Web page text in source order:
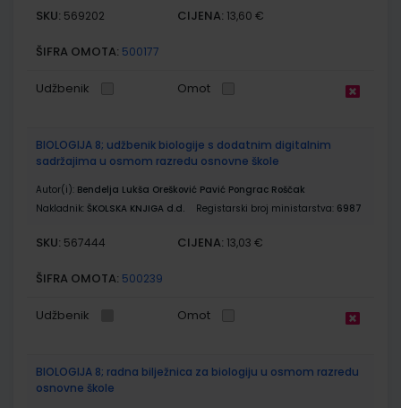
SKU: 569202 CIJENA: 13,60 €
ŠIFRA OMOTA: 500177
Udžbenik Omot
BIOLOGIJA 8; udžbenik biologije s dodatnim digitalnim
sadržajima u osmom razredu osnovne škole
Autor(i): Bendelja Lukša Orešković Pavić Pongrac Roščak
Nakladnik: ŠKOLSKA KNJIGA d.d. Registarski broj ministarstva: 6987
SKU: 567444 CIJENA: 13,03 €
ŠIFRA OMOTA: 500239
Udžbenik Omot
BIOLOGIJA 8; radna bilježnica za biologiju u osmom razredu
osnovne škole